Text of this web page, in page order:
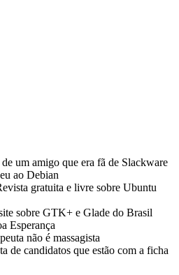
um amigo que era fã de Slackware
ao Debian
gratuita e livre sobre Ubuntu
sobre GTK+ e Glade do Brasil
Esperança
não é massagista
de candidatos que estão com a ficha